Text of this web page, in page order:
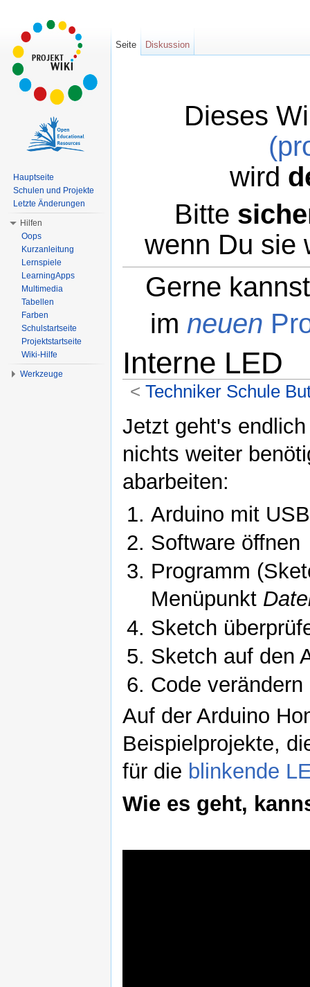
Dieses
wird
Bitte
wenn Du sie
Gerne
im neuen
Interne LED
< Techniker Schule
Jetzt geht's
nichts weiter
abarbeiten:
Arduino mit
Software öffnen
Programm
Menüpunkt
Sketch
Sketch auf den
Code verändern
Auf der Arduino
Beispielprojekte,
für die blinkende
Wie es geht,
Seite Diskussion
Hauptseite
Schulen und Projekte
Letzte Änderungen
Hilfen
Oops
Kurzanleitung
Lernspiele
LearningApps
Multimedia
Tabellen
Farben
Schulstartseite
Projektstartseite
Wiki-Hilfe
Werkzeuge